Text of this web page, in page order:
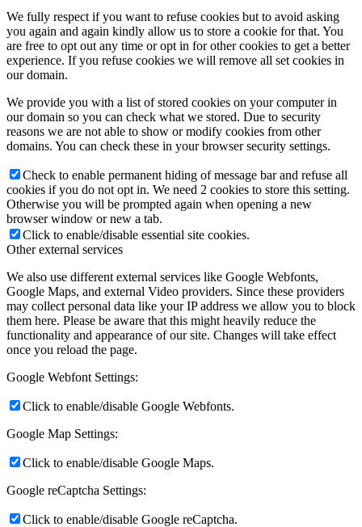
We fully respect if you want to refuse cookies but to avoid asking
you again and again kindly allow us to store a cookie for that. You
are free to opt out any time or opt in for other cookies to get a better
experience. If you refuse cookies we will remove all set cookies in
our domain.
We provide you with a list of stored cookies on your computer in
our domain so you can check what we stored. Due to security
reasons we are not able to show or modify cookies from other
domains. You can check these in your browser security settings.
Check to enable permanent hiding of message bar and refuse all
cookies if you do not opt in. We need 2 cookies to store this setting.
Otherwise you will be prompted again when opening a new
browser window or new a tab.
Click to enable/disable essential site cookies.
Other external services
We also use different external services like Google Webfonts,
Google Maps, and external Video providers. Since these providers
may collect personal data like your IP address we allow you to block
them here. Please be aware that this might heavily reduce the
functionality and appearance of our site. Changes will take effect
once you reload the page.
Google Webfont Settings:
Click to enable/disable Google Webfonts.
Google Map Settings:
Click to enable/disable Google Maps.
Google reCaptcha Settings:
Click to enable/disable Google reCaptcha.